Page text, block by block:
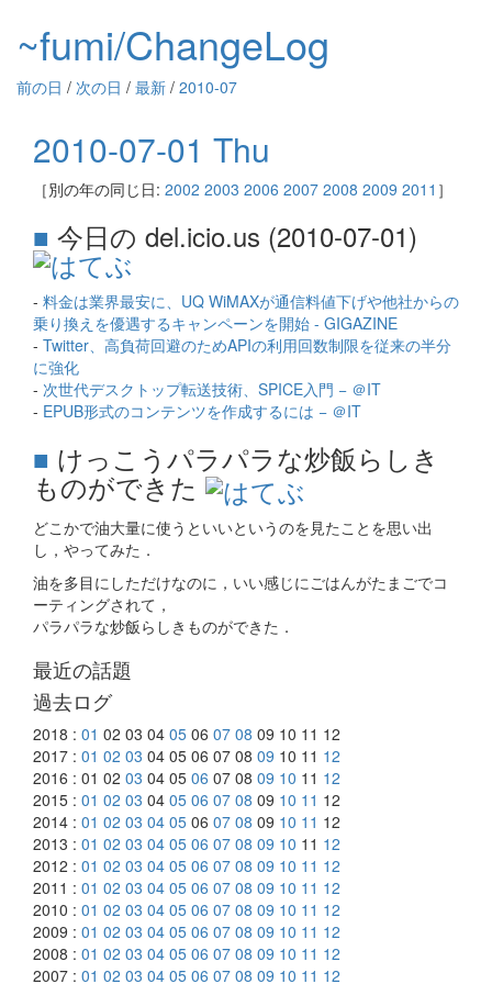
~fumi/ChangeLog
前の日 / 次の日 / 最新 / 2010-07
2010-07-01 Thu
［別の年の同じ日: 2002 2003 2006 2007 2008 2009 2011 ］
■ 今日の del.icio.us (2010-07-01)
- 料金は業界最安に、UQ WiMAXが通信料値下げや他社からの
乗り換えを優遇するキャンペーンを開始 - GIGAZINE
- Twitter、高負荷回避のためAPIの利用回数制限を従来の半分
に強化
- 次世代デスクトップ転送技術、SPICE入門 − ＠IT
- EPUB形式のコンテンツを作成するには − ＠IT
■ けっこうパラパラな炒飯らしき
ものができた
どこかで油大量に使うといいというのを見たことを思い出
し，やってみた．
油を多目にしただけなのに，いい感じにごはんがたまごでコ
ーティングされて，
パラパラな炒飯らしきものができた．
最近の話題
過去ログ
2018 : 01 02 03 04 05 06 07 08 09 10 11 12
2017 : 01 02 03 04 05 06 07 08 09 10 11 12
2016 : 01 02 03 04 05 06 07 08 09 10 11 12
2015 : 01 02 03 04 05 06 07 08 09 10 11 12
2014 : 01 02 03 04 05 06 07 08 09 10 11 12
2013 : 01 02 03 04 05 06 07 08 09 10 11 12
2012 : 01 02 03 04 05 06 07 08 09 10 11 12
2011 : 01 02 03 04 05 06 07 08 09 10 11 12
2010 : 01 02 03 04 05 06 07 08 09 10 11 12
2009 : 01 02 03 04 05 06 07 08 09 10 11 12
2008 : 01 02 03 04 05 06 07 08 09 10 11 12
2007 : 01 02 03 04 05 06 07 08 09 10 11 12